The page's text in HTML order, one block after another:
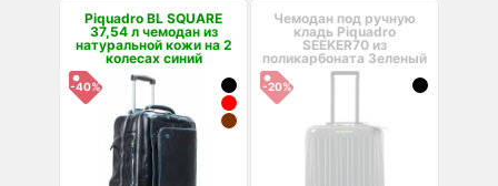
Piquadro BL SQUARE
37,54 л чемодан из
натуральной кожи на 2
колесах синий
-40%
Чемодан под ручную
кладь Piquadro
SEEKER70 из
поликарбоната Зеленый
-20%